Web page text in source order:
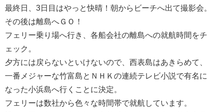
最終日、3日目はやっと快晴！朝からビーチへ出て撮影会。
その後は離島へＧＯ！
フェリー乗り場へ行き、各船会社の離島への就航時間をチ
ェック。
夕方には戻らないといけないので、西表島はあきらめて、
一番メジャーな竹富島とＮＨＫの連続テレビ小説で有名に
なった小浜島へ行くことに決定。
フェリーは数社から色々な時間帯で就航しています。